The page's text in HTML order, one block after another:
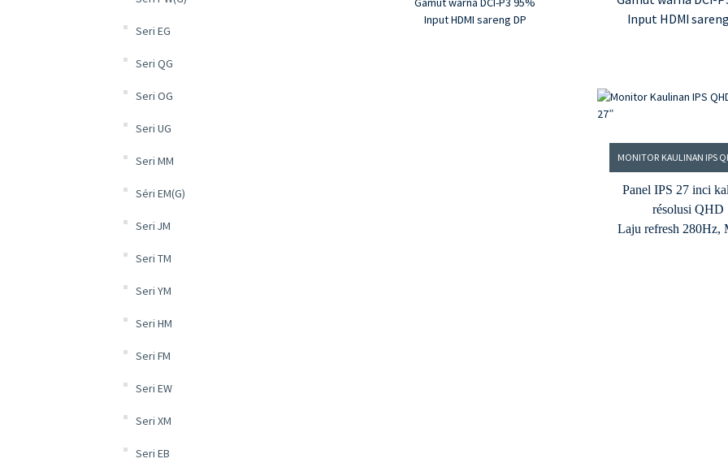
Seri EG
Seri QG
Seri OG
Seri UG
Seri MM
Séri EM(G)
Seri JM
Seri TM
Seri YM
Seri HM
Seri FM
Seri EW
Seri XM
Seri EB
Input HDMI sareng DP
Input HDMI
Panel IPS 27 inci
résolusi QHD
Laju refresh 280Hz,